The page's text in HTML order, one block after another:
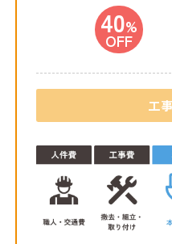
40%
OFF
工